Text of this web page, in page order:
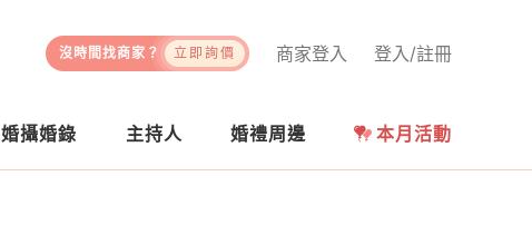
登入/註冊
商家登入
沒時間找商家？ 立即詢價
婚攝婚錄 主持人 婚禮周邊 本月活動